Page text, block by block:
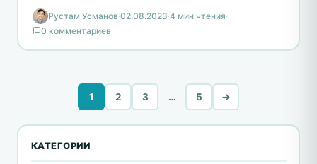
персонализированный и комплексный подход.
Опытные специалисты учитывают уникальные
особенности каждого…
Рустам Усманов·02.08.2023·4 мин чтения·
0 комментариев
1 2 3 … 5 →
КАТЕГОРИИ